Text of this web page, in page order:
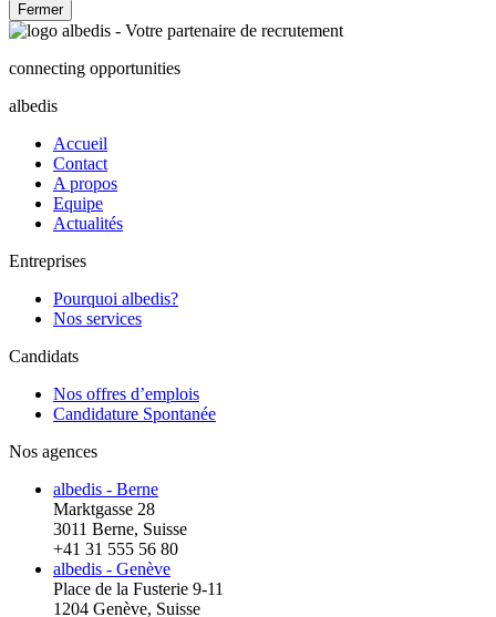
Fermer
connecting opportunities
albedis
Accueil
Contact
A propos
Equipe
Actualités
Entreprises
Pourquoi albedis?
Nos services
Candidats
Nos offres d’emplois
Candidature Spontanée
Nos agences
albedis - Berne
Marktgasse 28
3011 Berne, Suisse
+41 31 555 56 80
albedis - Genève
Place de la Fusterie 9-11
1204 Genève, Suisse